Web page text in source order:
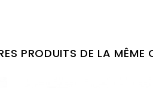
PRODUITS DE LA MÊME